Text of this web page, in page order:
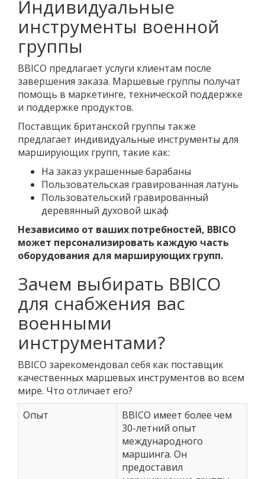
Индивидуальные
инструменты военной
группы
BBICO предлагает услуги клиентам после
завершения заказа. Маршевые группы получат
помощь в маркетинге, технической поддержке
и поддержке продуктов.
Поставщик британской группы также
предлагает индивидуальные инструменты для
марширующих групп, такие как:
На заказ украшенные барабаны
Пользовательская гравированная латунь
Пользовательский гравированный
деревянный духовой шкаф
Независимо от ваших потребностей, BBICO
может персонализировать каждую часть
оборудования для марширующих групп.
Зачем выбирать BBICO
для снабжения вас
военными
инструментами?
BBICO зарекомендовал себя как поставщик
качественных маршевых инструментов во всем
мире. Что отличает его?
Опыт
BBICO имеет более чем
30-летний опыт
международного
маршинга. Он
предоставил